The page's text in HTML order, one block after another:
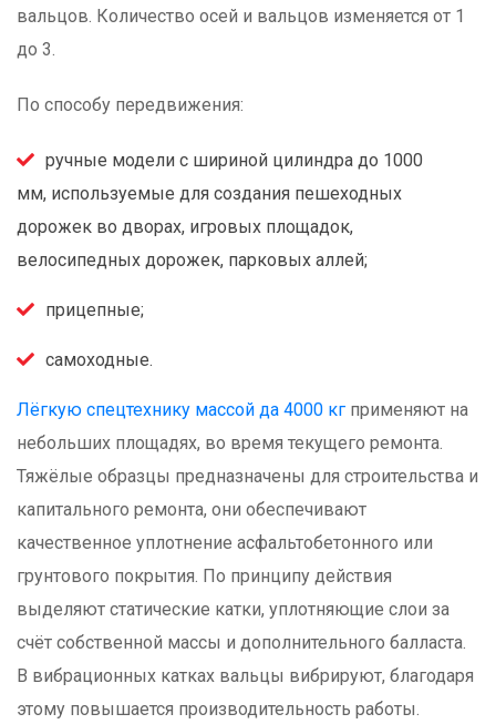
вальцов. Количество осей и вальцов изменяется от 1
до 3.
По способу передвижения:
ручные модели с шириной цилиндра до 1000
мм, используемые для создания пешеходных
дорожек во дворах, игровых площадок,
велосипедных дорожек, парковых аллей;
прицепные;
самоходные.
Лёгкую спецтехнику массой да 4000 кг применяют на
небольших площадях, во время текущего ремонта.
Тяжёлые образцы предназначены для строительства и
капитального ремонта, они обеспечивают
качественное уплотнение асфальтобетонного или
грунтового покрытия. По принципу действия
выделяют статические катки, уплотняющие слои за
счёт собственной массы и дополнительного балласта.
В вибрационных катках вальцы вибрируют, благодаря
этому повышается производительность работы.